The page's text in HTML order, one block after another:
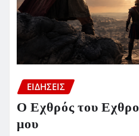
ΕΙΔΗΣΕΙΣ
Ο Εχθρός του
μου